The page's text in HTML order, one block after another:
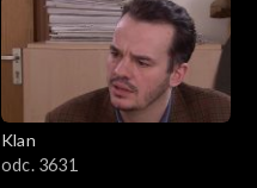
Klan
odc. 3631